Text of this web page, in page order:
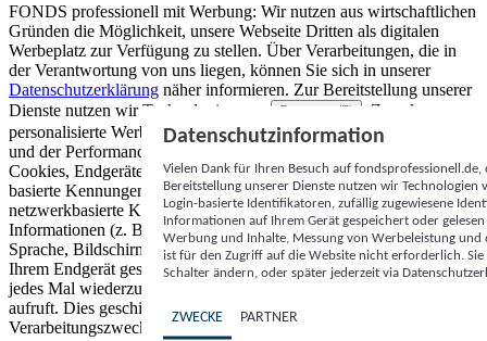
FONDS professionell mit Werbung: Wir nutzen aus wirtschaftlichen
Gründen die Möglichkeit, unsere Webseite Dritten als digitalen
Werbeplatz zur Verfügung zu stellen. Über Verarbeitungen, die in
der Verantwortung von uns liegen, können Sie sich in unserer
Datenschutzerklärung näher informieren. Zur Bereitstellung unserer
Dienste nutzen wir Technologien von
Partnern (5)
. Zwecke:
personalisierte Werbung und Inhalte, Messung von Werbeleistung
und der Performance von Inhalten sowie Zielgruppenforschung.
Cookies, Endgeräte- oder ähnliche Online-Kennungen (z. B. login-
basierte Kennungen, zufällig generierte Kennungen,
netzwerkbasierte Kennungen) können zusammen mit anderen
Informationen (z. B. Browsertyp und Browserinformationen,
Sprache, Bildschirmgröße, unterstützte Technologien usw.) auf
Ihrem Endgerät gespeichert oder von dort ausgelesen werden, um es
jedes Mal wiederzuerkennen, wenn es eine App oder einer Webseite
aufruft. Dies geschieht für einen oder mehrere der hier aufgeführten
Verarbeitungszwecke.
Datenschutzinformation
Vielen Dank für Ihren Besuch auf
Bereitstellung unserer Dienste nutzen wir Technologien
Login-basierte Identifikatoren, zufällig zugewiesene
Informationen auf Ihrem Gerät gespeichert oder
Werbung und Inhalte, Messung von Werbeleistung
ist für den Zugriff auf die Website nicht erforderlich.
Schalter ändern, oder später jederzeit via
ZWECKE PARTNER